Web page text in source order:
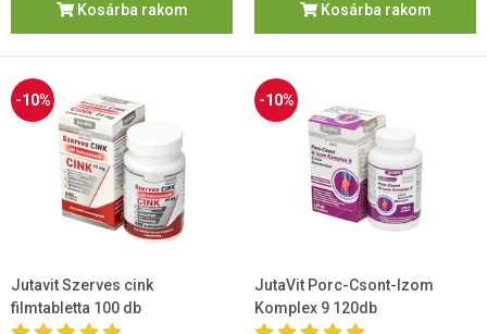
Kosárba rakom Kosárba rakom
-10%
Jutavit Szerves cink
filmtabletta 100 db
-10%
JutaVit Porc-Csont-Izom
Komplex 9 120db